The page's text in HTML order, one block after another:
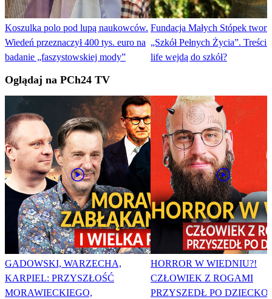
Koszulka polo pod lupą naukowców.
Wiedeń przeznaczył 400 tys. euro na
badanie „faszystowskiej mody”
Fundacja Małych Stópek
„Szkół Pełnych Życia”. Treści
life wejdą do szkół?
Oglądaj na PCh24 TV
GADOWSKI, WARZECHA,
KARPIEL: PRZYSZŁOŚĆ
MORAWIECKIEGO,
HORROR W WIEDNIU?!
CZŁOWIEK Z ROGAMI
PRZYSZEDŁ PO DZIECKO